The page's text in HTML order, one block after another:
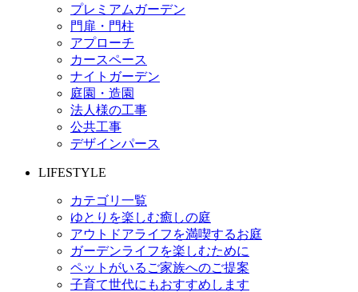
プレミアムガーデン
門扉・門柱
アプローチ
カースペース
ナイトガーデン
庭園・造園
法人様の工事
公共工事
デザインパース
LIFESTYLE
カテゴリ一覧
ゆとりを楽しむ癒しの庭
アウトドアライフを満喫するお庭
ガーデンライフを楽しむために
ペットがいるご家族へのご提案
子育て世代にもおすすめします